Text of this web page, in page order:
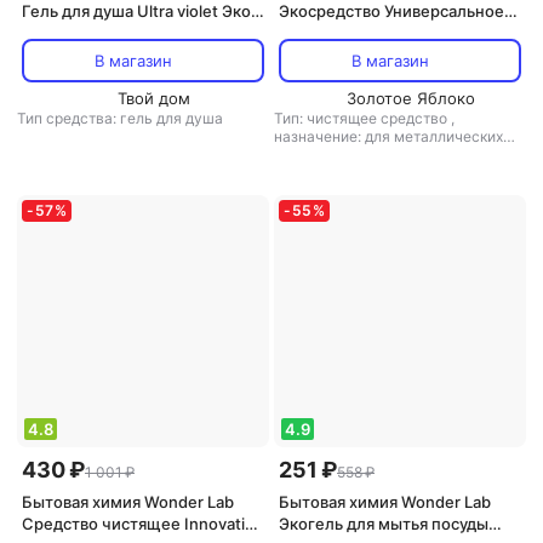
Гель для душа Ultra violet Эко
В магазин
Твой дом
Тип средства: гель для душа
Экосредство Универсальное
В магазин
Золотое Яблоко
Тип: чистящее средство ,
назначение: для металлических
оргтехники, для бытовой техники,
универсальное средство
- 57%
4.8
430 ₽1 001 ₽
Бытовая химия Wonder Lab
Средство чистящее Innovative
- 55 %
4.9
251 ₽558 ₽
Бытовая химия Wonder Lab
Экогель для мытья посуды